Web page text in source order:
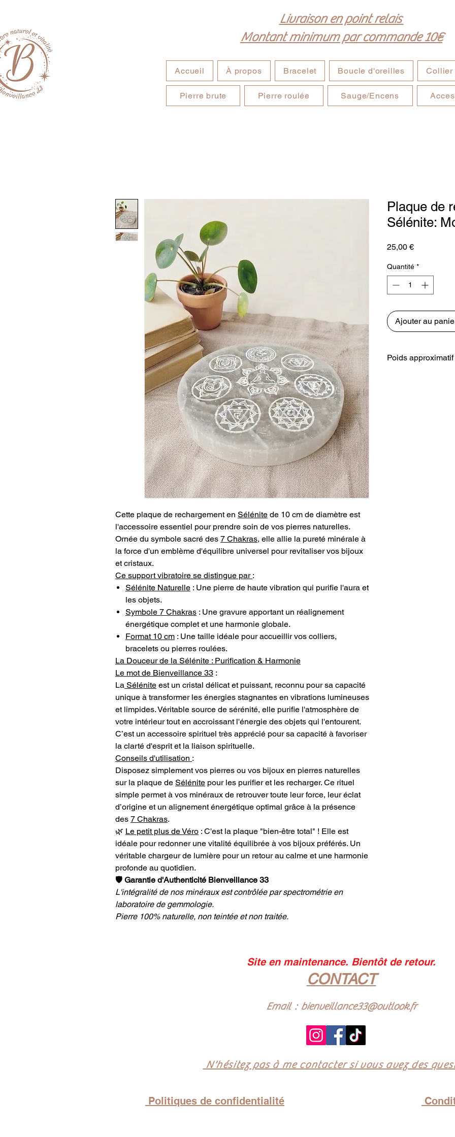
Livraison en point relais
Montant minimum par commande 10€
Accueil À propos Bracelet Boucle d'oreilles Collier
Pierre brute Pierre roulée Sauge/Encens
Cette plaque de rechargement en Sélénite de 10 cm de diamètre est
l'accessoire essentiel pour prendre soin de vos pierres naturelles.
Ornée du symbole sacré des 7 Chakras, elle allie la pureté minérale à
la force d'un emblème d'équilibre universel pour revitaliser vos bijoux
et cristaux.
Ce support vibratoire se distingue par :
Sélénite Naturelle : Une pierre de haute vibration qui purifie l'aura et
les objets.
Symbole 7 Chakras : Une gravure apportant un réalignement
énergétique complet et une harmonie globale.
Format 10 cm : Une taille idéale pour accueillir vos colliers,
bracelets ou pierres roulées.
La Douceur de la Sélénite : Purification & Harmonie
Le mot de Bienveillance 33 :
La Sélénite est un cristal délicat et puissant, reconnu pour sa capacité
unique à transformer les énergies stagnantes en vibrations lumineuses
et limpides. Véritable source de sérénité, elle purifie l'atmosphère de
votre intérieur tout en accroissant l'énergie des objets qui l'entourent.
C’est un accessoire spirituel très apprécié pour sa capacité à favoriser
la clarté d'esprit et la liaison spirituelle.
Conseils d'utilisation :
Disposez simplement vos pierres ou vos bijoux en pierres naturelles
sur la plaque de Sélénite pour les purifier et les recharger. Ce rituel
simple permet à vos minéraux de retrouver toute leur force, leur éclat
d’origine et un alignement énergétique optimal grâce à la présence
des 7 Chakras.
🌿 Le petit plus de Véro : C'est la plaque "bien-être total" ! Elle est
idéale pour redonner une vitalité équilibrée à vos bijoux préférés. Un
véritable chargeur de lumière pour un retour au calme et une harmonie
profonde au quotidien.
🛡️ Garantie d'Authenticité Bienveillance 33
L'intégralité de nos minéraux est contrôlée par spectrométrie en
laboratoire de gemmologie.
Pierre 100% naturelle, non teintée et non traitée.
Plaque de
Sélénite:
25,00 €Prix
Quantité *
Ajouter au
Poids approximatif
Site en maintenance. Bientôt de retour.
CONTACT
Email : bienveillance33@outlook.fr
N'hésitez pas à me contacter si vous avez des
Politiques de confidentialité